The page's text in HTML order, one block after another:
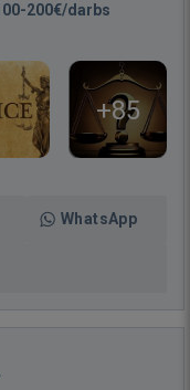
200€/darbs
+85
WhatsApp